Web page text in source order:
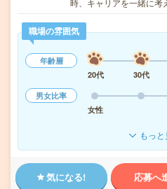
時、キャリアを一緒に
職場の雰囲気
年齢層
20代
30代
男女比率
女性
もっ
気になる! 応募へ